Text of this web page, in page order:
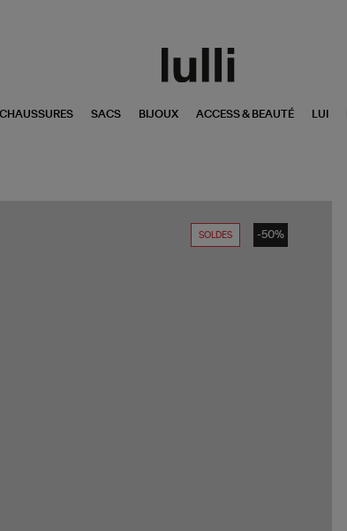
CHAUSSURES SACS BIJOUX ACCESS & BEAUTÉ LUI
SOLDES -50%